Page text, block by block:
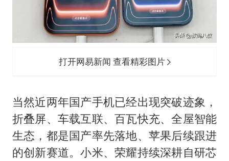
打开网易新闻 查看精彩图片
当然近两年国产手机已经出现突破迹象，
折叠屏、车载互联、百瓦快充、全屋智能
生态，都是国产率先落地、苹果后续跟进
的创新赛道。小米、荣耀持续深耕自研芯